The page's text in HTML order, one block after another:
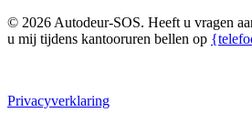
© 2026 Autodeur-SOS. Heeft u vragen
u mij tijdens kantooruren bellen op
Privacyverklaring